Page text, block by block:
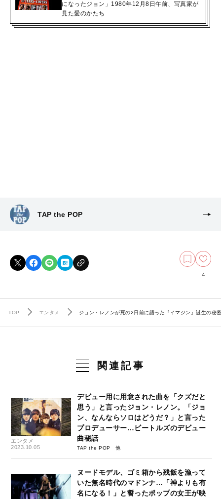
になったジョン」1980年12月8日午前、写真家が
見た愛のかたち
TAP the POP
4
TOP エンタメ ジョン・レノンが死の2日前に語った『イマジン』誕生の
関連記事
エンタメ
2023.10.05
デビュー用に用意された曲を「クズだと
思う」と言ったジョン・レノン。「ジョ
ン、なんならソロはどうだ？」と言った
プロデューサー…ビートルズのデビュー
曲秘話
TAP the POP
ヌードモデル、ゴミ箱から残飯を漁って
いた無名時代のマドンナ…「神よりも有
名になる！」と誓ったポップの女王が映